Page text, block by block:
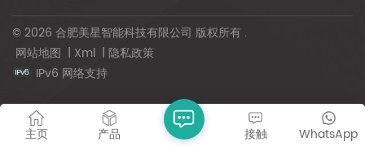
© 2026 合肥美星智能科技有限公司 版权所有 .
网站地图 | Xml | 隐私政策
IPv6 网络支持
主页 产品 WhatsApp
接触